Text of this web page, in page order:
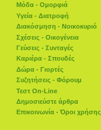
Μόδα - Ομορφιά
Υγεία - Διατροφή
Διακόσμηση - Νοικοκυριό
Σχέσεις - Οικογένεια
Γεύσεις - Συνταγές
Καριέρα - Σπουδές
Δώρα - Γιορτές
Συζητήσεις - Φόρουμ
Τεστ On-Line
Δημοσιεύστε άρθρα
Επικοινωνία - Όροι χρήσης